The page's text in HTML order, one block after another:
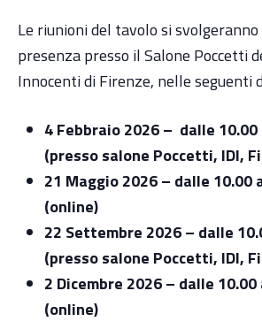
Le riunioni del tavolo si
presenza presso il Salone Poccetti
Innocenti di Firenze, nelle seguenti
4 Febbraio 2026 – dalle
(presso salone Poccetti, IDI,
21 Maggio 2026 – dalle 10.00
(online)
22 Settembre 2026 – dalle
(presso salone Poccetti, IDI,
2 Dicembre 2026 – dalle
(online)